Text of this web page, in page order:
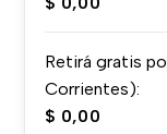
Retirá gratis
Corrientes):
$ 0,00